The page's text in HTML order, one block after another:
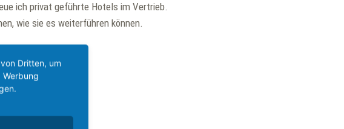
ich privat geführte Hotels im Vertrieb.
wie sie es weiterführen können.
Dritten, um